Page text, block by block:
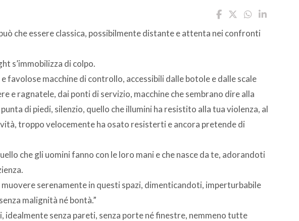
che essere classica, possibilmente distante e attenta nei confronti
s’immobilizza di colpo.
favolose macchine di controllo, accessibili dalle botole e dalle scale
e ragnatele, dai ponti di servizio, macchine che sembrano dire alla
di piedi, silenzio, quello che illumini ha resistito alla tua violenza, al
troppo velocemente ha osato resisterti e ancora pretende di
che gli uomini fanno con le loro mani e che nasce da te, adorandoti
muovere serenamente in questi spazi, dimenticandoti, imperturbabile
malignità né bontà.”
idealmente senza pareti, senza porte né finestre, nemmeno tutte